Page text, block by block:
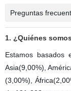
Preguntas
1. ¿Quiénes
Estamos basados
Asia(9,00%),
(3,00%),